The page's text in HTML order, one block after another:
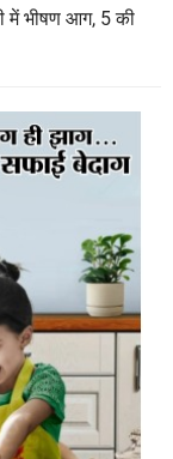
में भीषण आग, 5 की